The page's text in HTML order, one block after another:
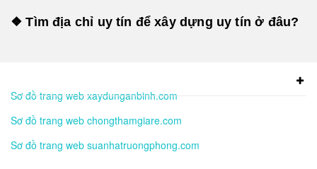
❖ Tìm địa chỉ uy tín để xây dựng uy tín ở đâu?
Sơ đồ trang web xaydunganbinh.com
Sơ đồ trang web chongthamgiare.com
Sơ đồ trang web suanhatruongphong.com